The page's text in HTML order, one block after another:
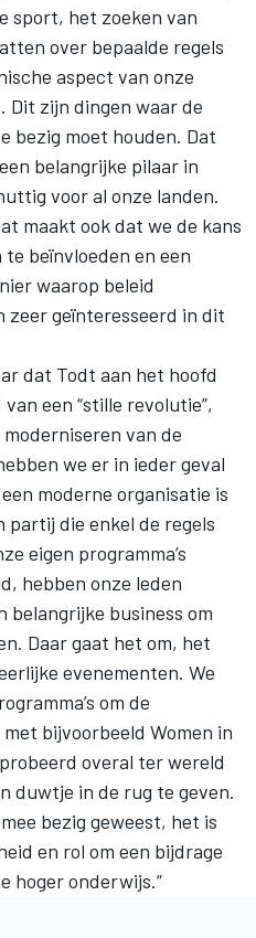
sport, het zoeken van
over bepaalde regels
aspect van onze
Dit zijn dingen waar de
bezig moet houden. Dat
belangrijke pilaar in
voor al onze landen.
maakt ook dat we de kans
beïnvloeden en een
waarop beleid
geïnteresseerd in dit
dat Todt aan het hoofd
een “stille revolutie”,
van de
we er in ieder geval
moderne organisatie is
partij die enkel de regels
eigen programma’s
hebben onze leden
belangrijke business om
Daar gaat het om, het
evenementen. We
om de
bijvoorbeeld Women in
overal ter wereld
duwtje in de rug te geven.
bezig geweest, het is
en rol om een bijdrage
hoger onderwijs.”